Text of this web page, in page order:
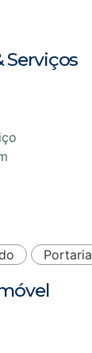
Serviços
Portaria